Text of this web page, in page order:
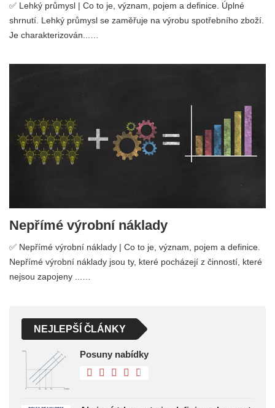
✅ Lehký průmysl | Co to je, význam, pojem a definice. Úplné
shrnutí. Lehký průmysl se zaměřuje na výrobu spotřebního zboží.
Je charakterizován...…
Nepřímé výrobní náklady
✅ Nepřímé výrobní náklady | Co to je, význam, pojem a definice.
Nepřímé výrobní náklady jsou ty, které pocházejí z činností, které
nejsou zapojeny ...…
NEJLEPŠÍ ČLÁNKY
Posuny nabídky